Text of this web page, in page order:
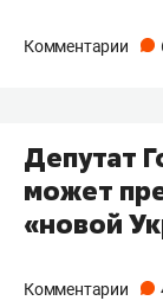
Комментарии
Депутат
может
«новой
Комментарии